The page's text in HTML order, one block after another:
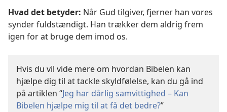
Hvad det betyder: Når Gud tilgiver, fjerner han vores
synder fuldstændigt. Han trækker dem aldrig frem
igen for at bruge dem imod os.
Hvis du vil vide mere om hvordan Bibelen kan
hjælpe dig til at tackle skyldfølelse, kan du gå ind
på artiklen “Jeg har dårlig samvittighed – Kan
Bibelen hjælpe mig til at få det bedre?”